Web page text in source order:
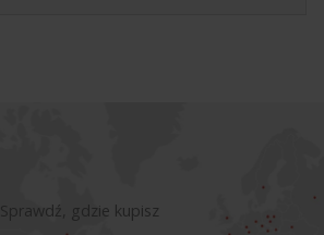
Sprawdź, gdzie kupisz